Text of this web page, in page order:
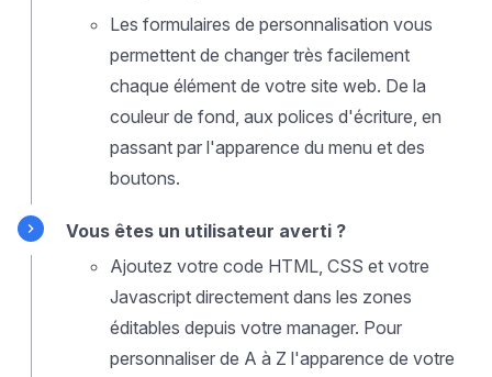
Les formulaires de personnalisation vous
permettent de changer très facilement
chaque élément de votre site web. De la
couleur de fond, aux polices d'écriture, en
passant par l'apparence du menu et des
boutons.
Vous êtes un utilisateur averti ?
Ajoutez votre code HTML, CSS et votre
Javascript directement dans les zones
éditables depuis votre manager. Pour
personnaliser de A à Z l'apparence de votre